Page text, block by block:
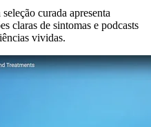
curada apresenta
claras de sintomas e podcasts
vividas.